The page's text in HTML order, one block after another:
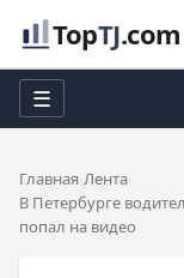
TopTJ.com
☰
Главная Лента
В Петербурге
попал на видео